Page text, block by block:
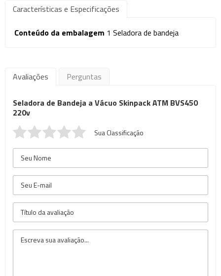
Características e Especificações
Conteúdo da embalagem 1 Seladora de bandeja
Avaliações Perguntas
Seladora de Bandeja a Vácuo Skinpack ATM BVS450
220v
Sua Classificação